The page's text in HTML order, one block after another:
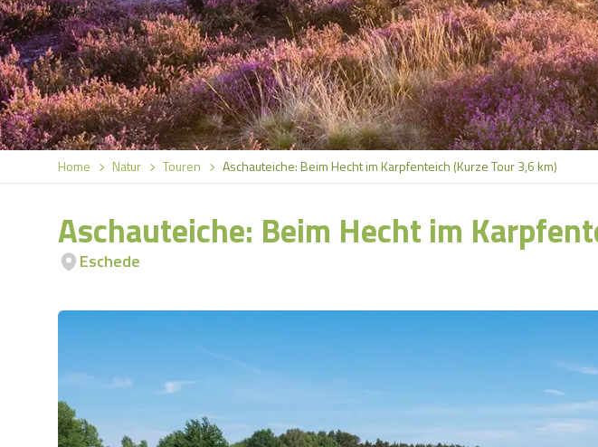
Home Natur Touren Aschauteiche: Beim Hecht im Karpfenteich (Kurze Tour 3,6 km)
Aschauteiche: Beim Hecht im
Eschede